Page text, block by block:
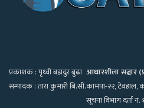
प्रकाशक : पृथ्वी बहादुर बुढा
सम्पादक : तारा कुमारी बि.सी.
आधारशीला सञ्चार
कामपा-२२, टेवहाल,
सूचना विभाग दर्ता